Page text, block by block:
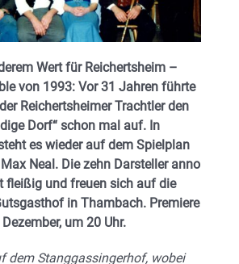
Wert für Reichertsheim –
von 1993: Vor 31 Jahren führte
Reichertsheimer Trachtler den
Dorf“ schon mal auf. In
es wieder auf dem Spielplan
Neal. Die zehn Darsteller anno
fleißig und freuen sich auf die
in Thambach. Premiere
um 20 Uhr.
dem Stanggassingerhof, wobei